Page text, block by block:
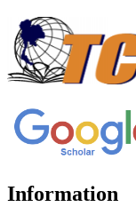
Information